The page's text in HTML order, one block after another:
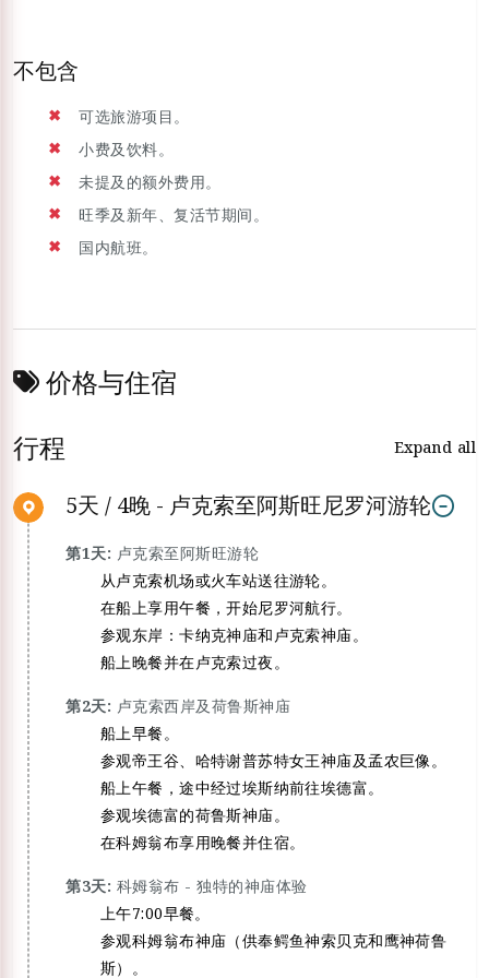
不包含
可选旅游项目。
小费及饮料。
未提及的额外费用。
旺季及新年、复活节期间。
国内航班。
价格与住宿
行程
Expand all
5天 / 4晚 - 卢克索至阿斯旺尼罗河游轮
第1天: 卢克索至阿斯旺游轮
从卢克索机场或火车站送往游轮。
在船上享用午餐，开始尼罗河航行。
参观东岸：卡纳克神庙和卢克索神庙。
船上晚餐并在卢克索过夜。
第2天: 卢克索西岸及荷鲁斯神庙
船上早餐。
参观帝王谷、哈特谢普苏特女王神庙及孟农巨像。
船上午餐，途中经过埃斯纳前往埃德富。
参观埃德富的荷鲁斯神庙。
在科姆翁布享用晚餐并住宿。
第3天: 科姆翁布 - 独特的神庙体验
上午7:00早餐。
参观科姆翁布神庙（供奉鳄鱼神索贝克和鹰神荷鲁
斯）。